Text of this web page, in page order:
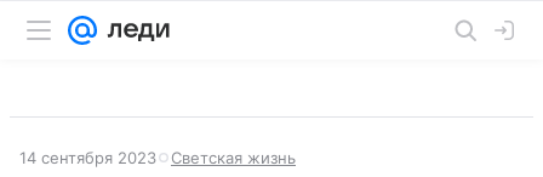
14 сентября 2023 Светская жизнь